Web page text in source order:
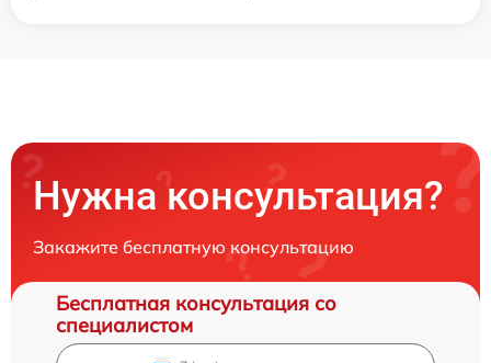
Нужна консультация?
Закажите бесплатную консультацию
Бесплатная консультация со
специалистом